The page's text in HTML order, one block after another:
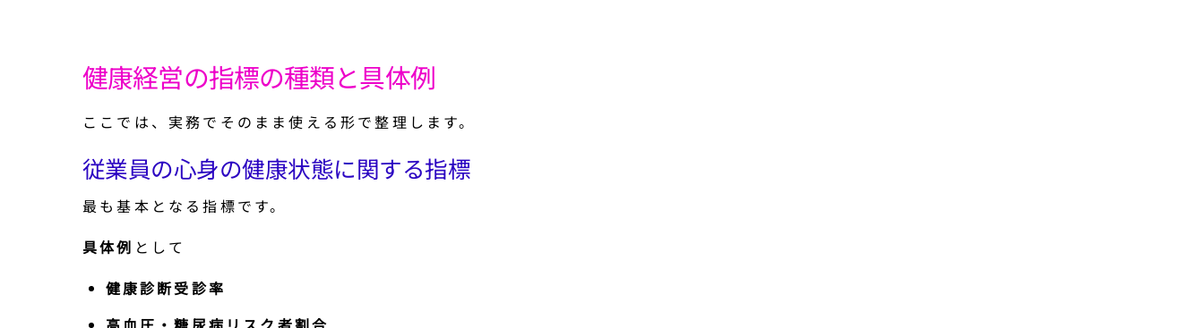
健康経営の指標の種類と具体例
ここでは、実務でそのまま使える形で整理します。
従業員の心身の健康状態に関する指標
最も基本となる指標です。
具体例 として
健康診断受診率